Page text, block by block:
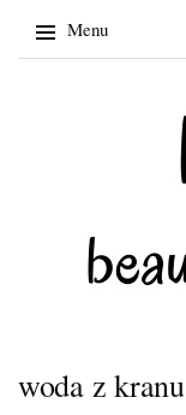
Menu
woda z kranu